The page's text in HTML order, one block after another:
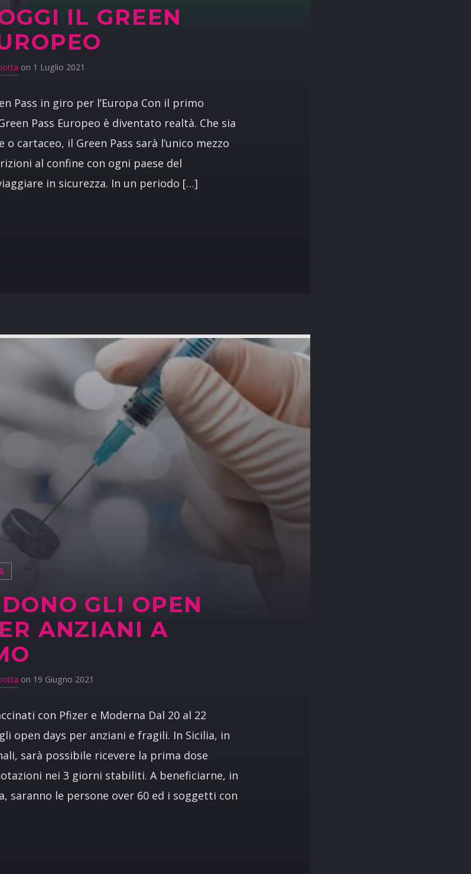
IL GREEN
on 1 Luglio 2021
Pass in giro per l’Europa Con il primo
Pass Europeo è diventato realtà. Che sia
cartaceo, il Green Pass sarà l’unico mezzo
al confine con ogni paese del
in sicurezza. In un periodo […]
GLI OPEN
ANZIANI A
on 19 Giugno 2021
con Pfizer e Moderna Dal 20 al 22
open days per anziani e fragili. In Sicilia, in
sarà possibile ricevere la prima dose
nei 3 giorni stabiliti. A beneficiarne, in
saranno le persone over 60 ed i soggetti con